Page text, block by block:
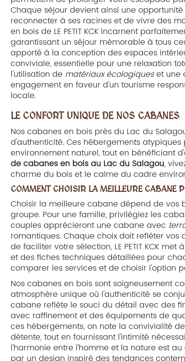
Chaque séjour devient ainsi une
reconnecter à ses racines et de vivre des
en bois de LE PETIT KCK incarnent
garantissant un séjour mémorable à tous
apporté à la conception des espaces
conviviale, essentielle pour une relaxation
l'utilisation de matériaux écologiqueset une
engagement en faveur d'un tourisme
locale.
LE CONFORT UNIQUE DE NOS CABANES
Nos cabanes en bois près du Lac du
d'authenticité. Ces hébergements
environnement naturel, tout en bénéficiant
de cabanes en bois au Lac du Salagou,
charme du bois et le calme du cadre
COMMENT CHOISIR LA MEILLEURE CABANE
Choisir la meilleure cabane dépend de vos
groupe. Pour une famille, privilégiez les
couples apprécieront une cabane avec
romantiques. Chaque choix doit refléter
de faciliter votre sélection, LE PETIT KCK
et des fiches techniques détaillées pour
comparer les services et de choisir l'option
Nos cabanes en bois sont soigneusement
atmosphère unique où l'authenticité se
cabane reflète le souci du détail avec des
avec raffinement et des équipements de
ces hébergements, on note la convivialité
détente, tout en fournissant l'intimité
l'harmonie entre l'homme et la nature est